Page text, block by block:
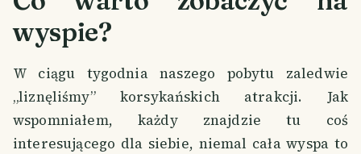
wyspie?
W ciągu tygodnia naszego pobytu zaledwie
„liznęliśmy” korsykańskich atrakcji. Jak
wspomniałem, każdy znajdzie tu coś
interesującego dla siebie, niemal cała wyspa to